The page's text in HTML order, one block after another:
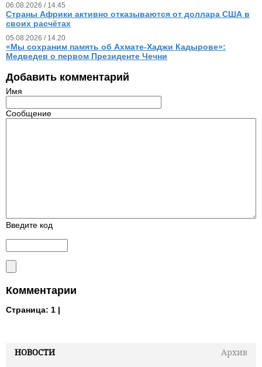
НОВОСТИ
Архив
06.08.2026 / 14.45
Страны Африки активно отказываются от доллара США в
своих расчётах
05.08.2026 / 14.20
«Мы сохраним память об Ахмате-Хаджи Кадырове»:
Медведев о первом Президенте Чечни
Добавить комментарий
Имя
Сообщение
Введите код
Комментарии
Страница: 1 |